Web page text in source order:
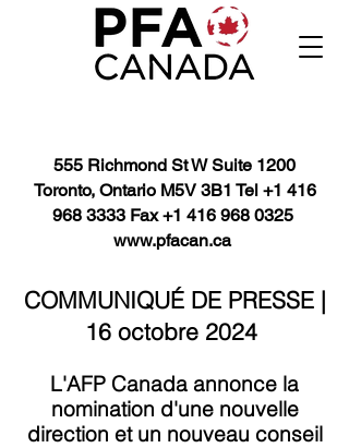
555 Richmond St W Suite 1200
Toronto, Ontario M5V 3B1 Tel +1 416
968 3333Fax+1 416 968 0325
www.pfacan.ca
COMMUNIQUÉ DE PRESSE |
16 octobre 2024
L'AFP Canada annonce la
nomination d'une nouvelle
direction et un nouveau conseil